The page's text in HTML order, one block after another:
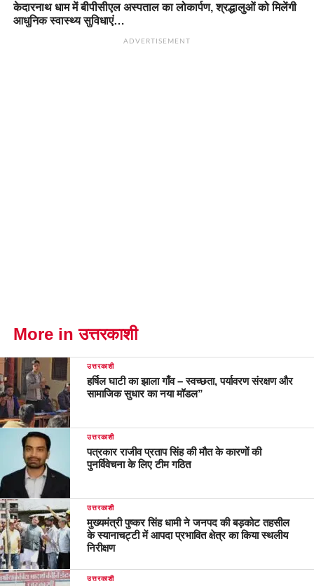
केदारनाथ धाम में बीपीसीएल अस्पताल का लोकार्पण, श्रद्धालुओं को मिलेंगी
आधुनिक स्वास्थ्य सुविधाएं…
ADVERTISEMENT
More in उत्तरकाशी
उत्तरकाशी
हर्षिल घाटी का झाला गाँव – स्वच्छता, पर्यावरण संरक्षण और
सामाजिक सुधार का नया मॉडल”
उत्तरकाशी
पत्रकार राजीव प्रताप सिंह की मौत के कारणों की
पुनर्विवेचना के लिए टीम गठित
उत्तरकाशी
मुख्यमंत्री पुष्कर सिंह धामी ने जनपद की बड़कोट तहसील
के स्यानाचट्टी में आपदा प्रभावित क्षेत्र का किया स्थलीय
निरीक्षण
उत्तरकाशी